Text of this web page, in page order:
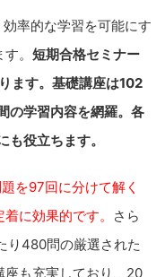
率的な学習を可能にす
。 短期合格セミナー
ます。基礎講座は102
の学習内容を網羅。各
役立ちます。
を97回に分けて解く
に効果的です。
さら
り480問の厳選された
座も充実しており、20